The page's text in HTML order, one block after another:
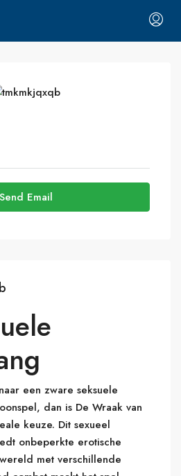
Send Email
een zware seksuele
dan is De Wraak van
keuze. Dit sexueel
onbeperkte erotische
met verschillende